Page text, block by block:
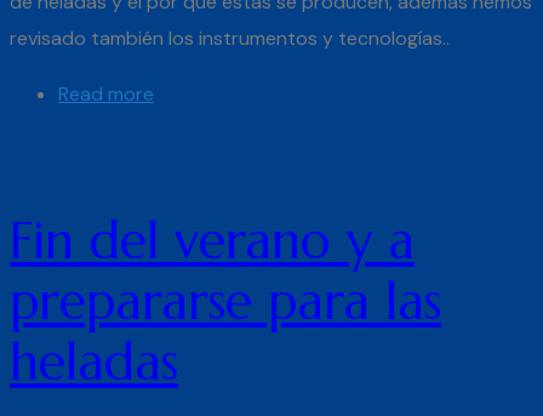
revisado también los instrumentos y tecnologías..
Read more
Fin del verano y a
prepararse para las
heladas